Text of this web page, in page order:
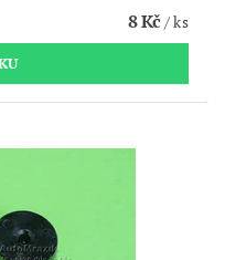
8 Kč/ ks